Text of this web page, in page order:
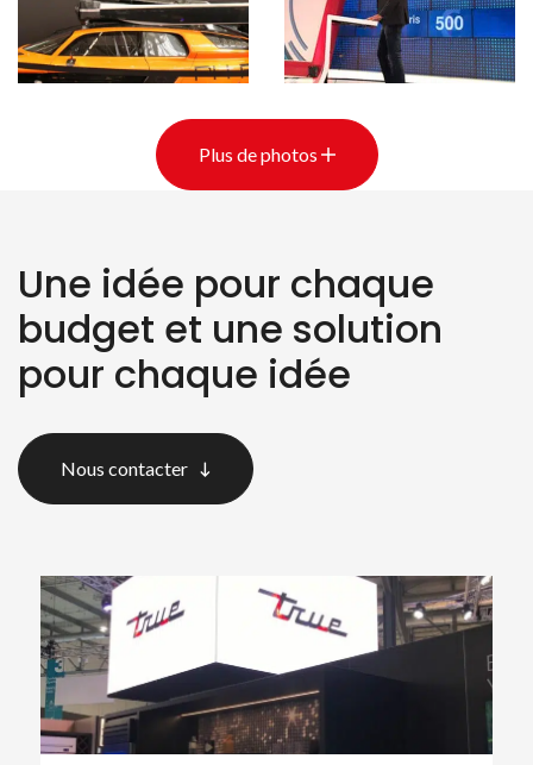
Plus de photos
Une idée pour chaque
budget et une solution
pour chaque idée
Nous contacter